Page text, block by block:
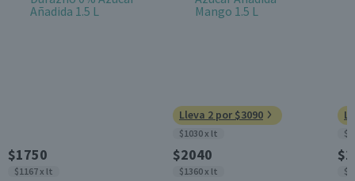
$1750
$1167 x lt
Lleva 2 por $3090
$1030 x lt
$2040
$1360 x lt